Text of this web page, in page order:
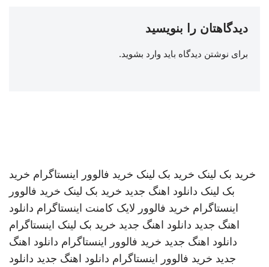
دیدگاهتان را بنویسید
برای نوشتن دیدگاه باید وارد بشوید.
خرید بک لینک خرید بک لینک خرید فالوور اینستاگرام خرید
بک لینک دانلود اهنگ جدید خرید بک لینک خرید فالوور
اینستاگرام خرید فالوور لایک کامنت اینستاگرام دانلود
اهنگ جدید دانلود اهنگ جدید خرید بک لینک اینستاگرام
دانلود اهنگ جدید خرید فالوور اینستاگرام دانلود اهنگ
جدید خرید فالوور اینستاگرام دانلود اهنگ جدید دانلود